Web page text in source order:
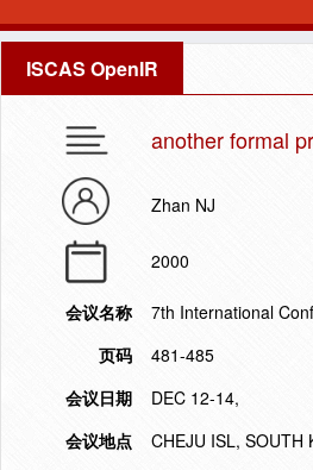
ISCAS OpenIR
another formal
Zhan NJ
2000
会议名称
7th International
页码
481-485
会议日期
DEC 12-14,
会议地点
CHEJU ISL, SOUTH